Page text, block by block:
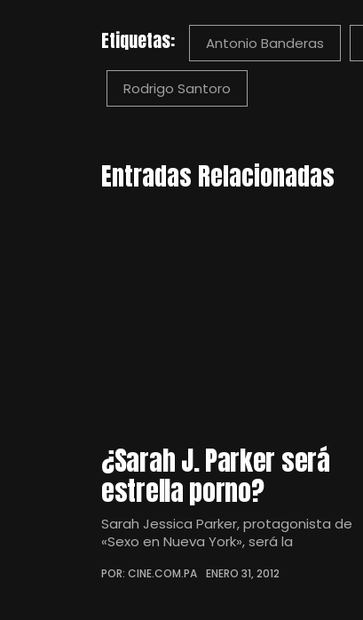
Etiquetas: Antonio Banderas
Rodrigo Santoro
Entradas Relacionadas
¿Sarah J. Parker será
estrella porno?
Sarah Jessica Parker, protagonista de
«Sexo en Nueva York», será la
POR: CINE.COM.PA ENERO 31, 2012